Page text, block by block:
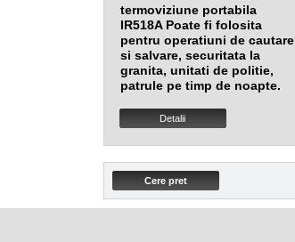
termoviziune portabila
IR518A Poate fi folosita
pentru operatiuni de cautare
si salvare, securitata la
granita, unitati de politie,
patrule pe timp de noapte.
Detalii